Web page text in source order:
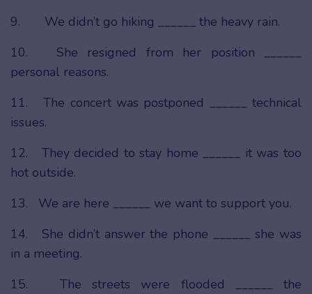
9. We didn’t go hiking ______ the heavy rain.
10. She resigned from her position ______
personal reasons.
11. The concert was postponed ______ technical
issues.
12. They decided to stay home ______ it was too
hot outside.
13. We are here ______ we want to support you.
14. She didn’t answer the phone ______ she was
in a meeting.
15. The streets were flooded ______ the